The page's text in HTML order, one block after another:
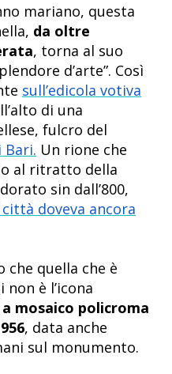
mariano, questa
da oltre
, torna al suo
d’arte”. Così
sull’edicola votiva
di una
fulcro del
Bari. Un rione che
al ritratto della
sin dall’800,
doveva ancora
quella che è
è l’icona
mosaico policroma
, data anche
sul monumento.